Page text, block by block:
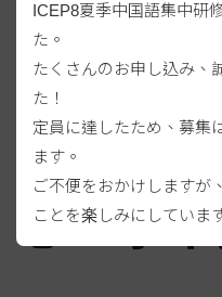
2000+
位以上學生
來淡江
心，學中
ICEP8夏季中国語集中研
た。
たくさんのお申し込み、
た！
定員に達したため、募集
ます。
ご不便をおかけしますが
ことを楽しみにしていま